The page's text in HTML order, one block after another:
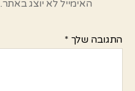
האימייל לא יוצג באתר.
התגובה שלך *